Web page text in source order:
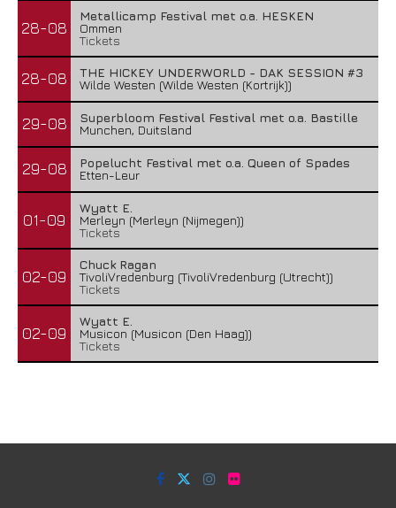
28-08
Metallicamp Festival met o.a. HESKEN
Ommen
Tickets
28-08
THE HICKEY UNDERWORLD - DAK SESSION #3
Wilde Westen (Wilde Westen (Kortrijk))
29-08
Superbloom Festival Festival met o.a. Bastille
Munchen, Duitsland
29-08
Popelucht Festival met o.a. Queen of Spades
Etten-Leur
01-09
Wyatt E.
Merleyn (Merleyn (Nijmegen))
Tickets
02-09
Chuck Ragan
TivoliVredenburg (TivoliVredenburg (Utrecht))
Tickets
02-09
Wyatt E.
Musicon (Musicon (Den Haag))
Tickets